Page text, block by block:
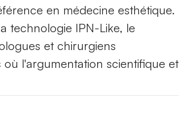
en médecine esthétique.
technologie IPN-Like, le
et chirurgiens
l'argumentation scientifique et